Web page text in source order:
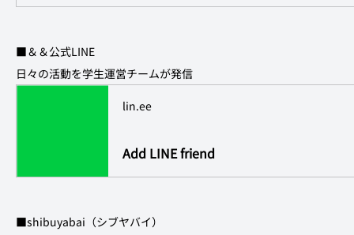
■＆＆公式LINE
日々の活動を学生運営チームが発信
lin.ee
Add LINE friend
■shibuyabai（シブヤバイ）